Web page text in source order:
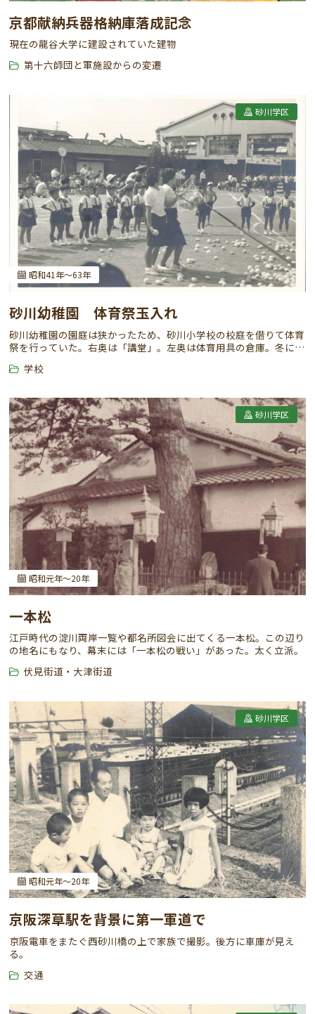
京都献納兵器格納庫落成記念
現在の龍谷大学に建設されていた建物
第十六師団と軍施設からの変遷
砂川学区
昭和41年～63年
砂川幼稚園 体育祭玉入れ
砂川幼稚園の園庭は狭かったため、砂川小学校の校庭を借りて体育
祭を行っていた。右奥は「講堂」。左奥は体育用具の倉庫。冬には
学校
砂川学区
昭和元年～20年
一本松
江戸時代の淀川両岸一覧や都名所図会に出てくる一本松。この辺り
の地名にもなり、幕末には「一本松の戦い」があった。太く立派。
伏見街道・大津街道
砂川学区
昭和元年～20年
京阪深草駅を背景に第一軍道で
京阪電車をまたぐ西砂川橋の上で家族で撮影。後方に車庫が見え
る。
交通